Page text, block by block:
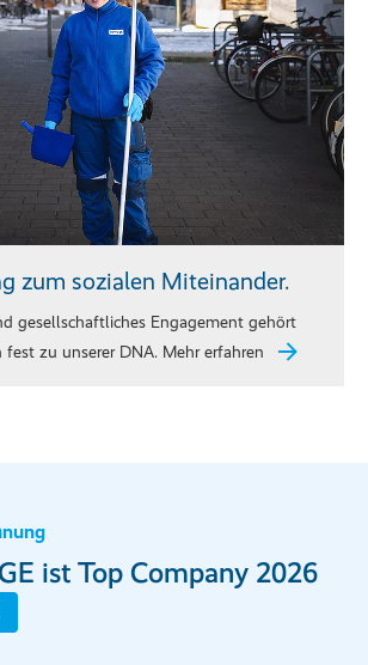
zum sozialen Miteinander.
gesellschaftliches Engagement gehört
fest zu unserer DNA. Mehr erfahren
ist Top Company 2026